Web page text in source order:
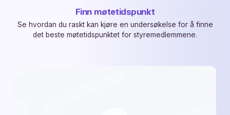
Finn møtetidspunkt
Se hvordan du raskt kan kjøre en undersøkelse for å finne
det beste møtetidspunktet for styremedlemmene.